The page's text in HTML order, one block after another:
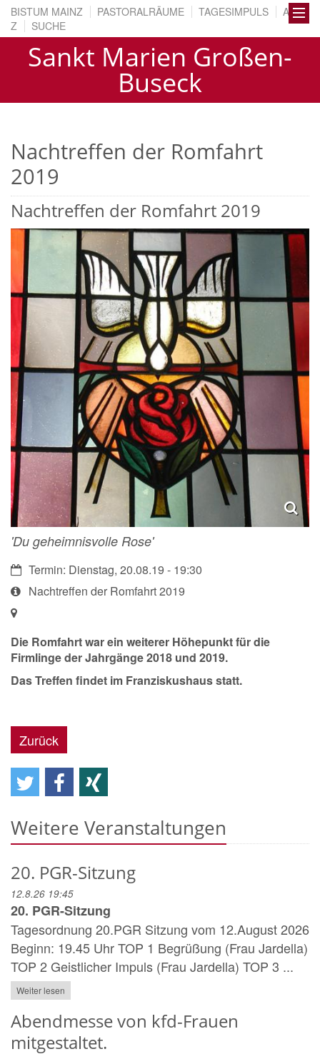
BISTUM MAINZ PASTORALRÄUME TAGESIMPULS
A BIS
Z
SUCHE
Sankt Marien Großen-
Buseck
Nachtreffen der Romfahrt
2019
Nachtreffen der Romfahrt 2019
'Du geheimnisvolle Rose'
Datum:Termin: Dienstag, 20.08.19 - 19:30
Art
bzw.
Nummer:
Nachtreffen der Romfahrt 2019
Ort:
Die Romfahrt war ein weiterer Höhepunkt für die
Firmlinge der Jahrgänge 2018 und 2019.
Das Treffen findet im Franziskushaus statt.
Zurück
Weitere Veranstaltungen
20. PGR-Sitzung
12.8.26 19:45
20. PGR-Sitzung
Tagesordnung 20.PGR Sitzung vom 12.August 2026
Beginn: 19.45 Uhr TOP 1 Begrüßung (Frau Jardella)
TOP 2 Geistlicher Impuls (Frau Jardella) TOP 3 ...
Weiter lesen
Abendmesse von kfd-Frauen
mitgestaltet.